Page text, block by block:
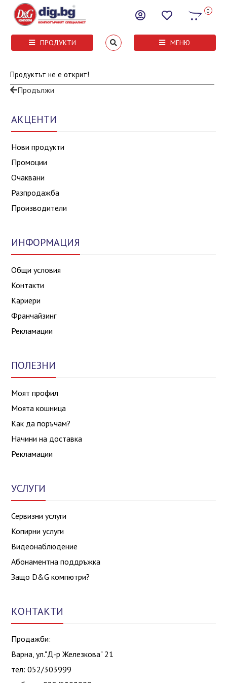
0
ПРОДУКТИ МЕНЮ
Продуктът не е открит!
Продължи
АКЦЕНТИ
Нови продукти
Промоции
Очаквани
Разпродажба
Производители
ИНФОРМАЦИЯ
Общи условия
Контакти
Кариери
Франчайзинг
Рекламации
ПОЛЕЗНИ
Моят профил
Моята кошница
Как да поръчам?
Начини на доставка
Рекламации
УСЛУГИ
Сервизни услуги
Копирни услуги
Видеонаблюдение
Абонаментна поддръжка
Защо D&G компютри?
КОНТАКТИ
Продажби:
Варна, ул."Д-р Железкова" 21
тел: 052/303999